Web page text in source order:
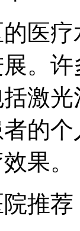
医
。
激
的
果。
推荐